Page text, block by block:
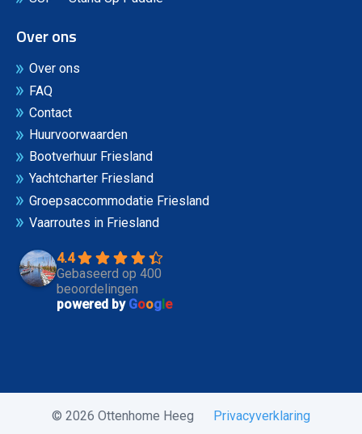
Over ons
Over ons
FAQ
Contact
Huurvoorwaarden
Bootverhuur Friesland
Yachtcharter Friesland
Groepsaccommodatie Friesland
Vaarroutes in Friesland
4.4
Gebaseerd op 400
beoordelingen
powered by Goog e
© 2026 Ottenhome Heeg Privacyverklaring